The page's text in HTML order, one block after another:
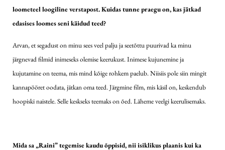
loometeel loogiline verstapost. Kuidas tunne praegu on, kas jätkad
edasises loomes seni käidud teed?
Arvan, et segadust on minu sees veel palju ja seetõttu puurivad ka minu
järgnevad filmid inimeseks olemise keerukust. Inimese kujunemine ja
kujutamine on teema, mis mind kõige rohkem paelub. Niisiis pole siin mingit
kannapööret oodata, jätkan oma teed. Järgmine film, mis käsil on, keskendub
hoopiski naistele. Selle keskseks teemaks on õed. Läheme veelgi keerulisemaks.
Mida sa „Raini” tegemise kaudu õppisid, nii isiklikus plaanis kui ka